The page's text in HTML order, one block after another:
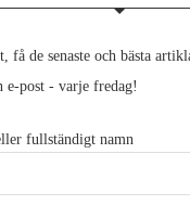
”LADDA UPP FÖR
MED HÄFTIG 10...
få de senaste och bästa
e-post - varje fredag!
fullständigt namn